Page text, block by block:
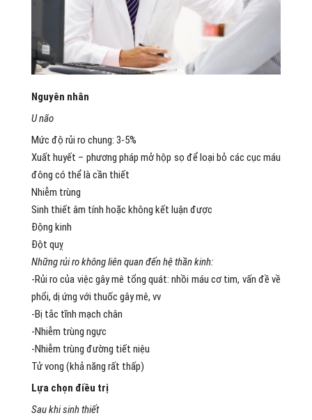
Nguyên nhân
U não
Mức độ rủi ro chung: 3-5%
Xuất huyết – phương pháp mở hộp sọ để loại bỏ các cục máu
đông có thể là cần thiết
Nhiễm trùng
Sinh thiết âm tính hoặc không kết luận được
Động kinh
Đột quỵ
Những rủi ro không liên quan đến hệ thần kinh:
-Rủi ro của việc gây mê tổng quát: nhồi máu cơ tim, vấn đề về
phổi, dị ứng với thuốc gây mê, vv
-Bị tắc tĩnh mạch chân
-Nhiễm trùng ngực
-Nhiễm trùng đường tiết niệu
Tử vong (khả năng rất thấp)
Lựa chọn điều trị
Sau khi sinh thiết